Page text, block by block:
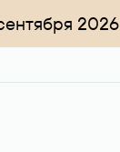
2026